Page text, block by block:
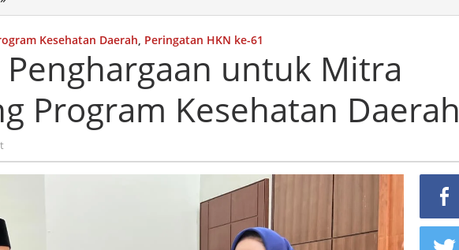
Penghargaan
Mitra
Pendukung
Program
Kesehatan
Daerah
Kesehatan Daerah Peringatan HKN ke-61
untuk Mitra
Program Kesehatan Daerah